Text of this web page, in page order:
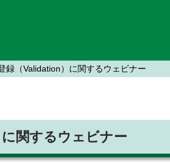
録（Validation）に関するウェビナー
関するウェビナー